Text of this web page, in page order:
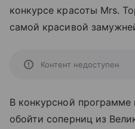
конкурсе красоты Mrs.
самой красивой
Контент недоступен
В конкурсной программе
обойти соперниц из